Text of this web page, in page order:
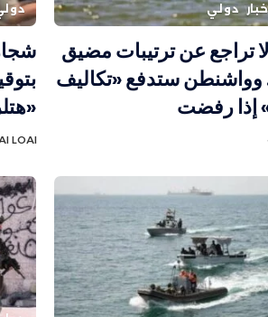
دولي
تراجع عن ترتيبات مضيق
ستدفع «تكاليف
إذا رفضت
LOAI